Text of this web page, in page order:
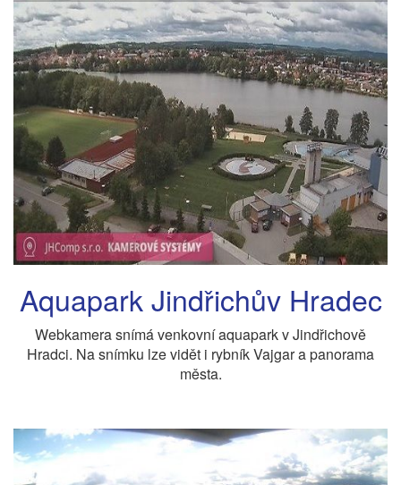
Aquapark Jindřichův Hradec
Webkamera snímá venkovní aquapark v Jindřichově
Hradci. Na snímku lze vidět i rybník Vajgar a panorama
města.